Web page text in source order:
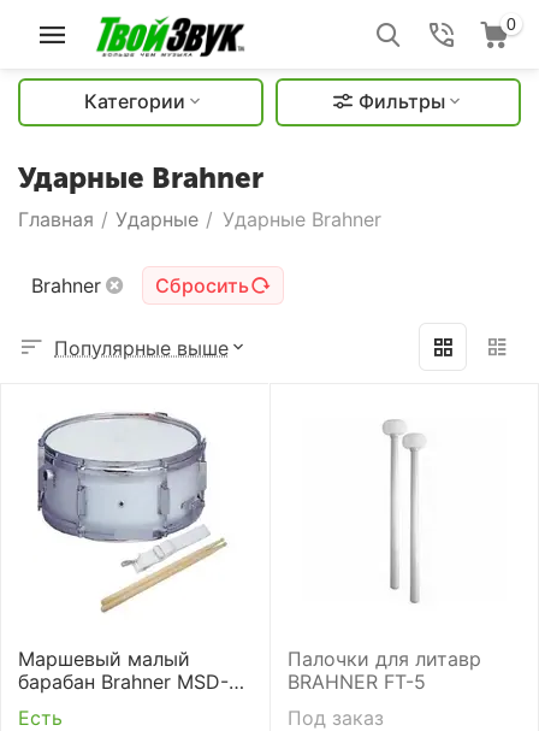
0
Категории Фильтры
Ударные Brahner
Главная / Ударные / Ударные Brahner
Brahner Сбросить
Популярные выше
Маршевый малый
барабан Brahner MSD-
14х5 WH
Есть
Палочки для литавр
BRAHNER FT-5
Под заказ